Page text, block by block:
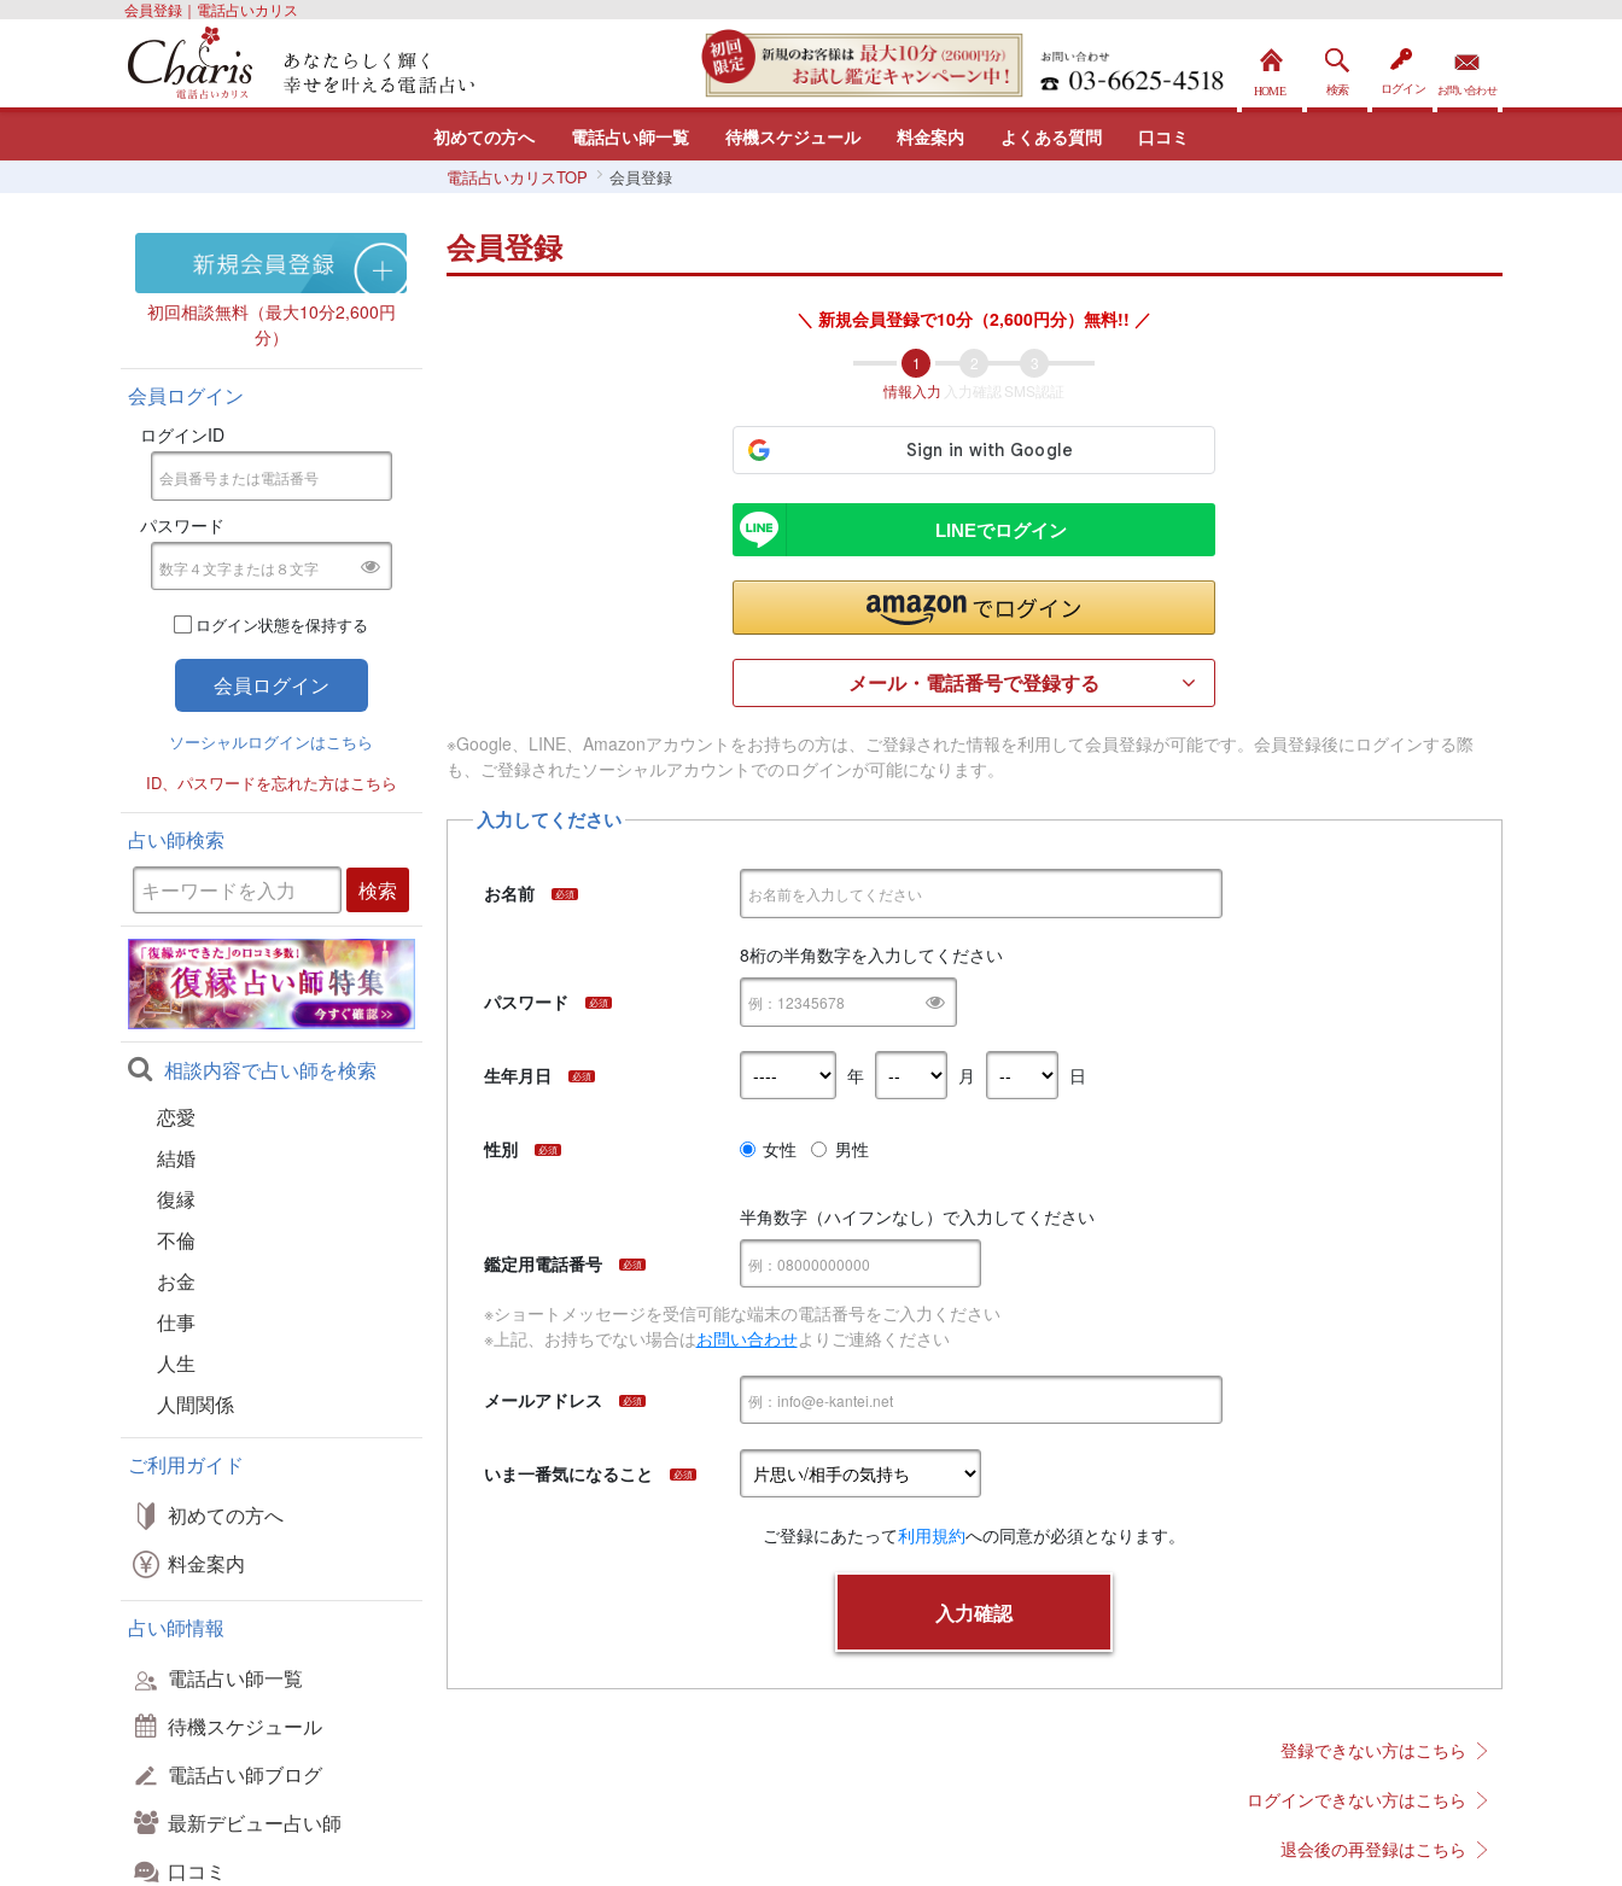
会員登録｜電話占いカリス
初めての方へ 電話占い師一覧 待機スケジュール 料金案内 よくある質問 口コミ
電話占いカリスTOP 会員登録
初回相談無料（最大10分2,600円
分）
会員ログイン
ログインID
パスワード
ログイン状態を保持する
ソーシャルログインはこちら
ID、パスワードを忘れた方はこちら
占い師検索
相談内容で占い師を検索
恋愛
結婚
復縁
不倫
お金
仕事
人生
人間関係
ご利用ガイド
初めての方へ
料金案内
占い師情報
電話占い師一覧
待機スケジュール
電話占い師ブログ
最新デビュー占い師
口コミ
会員登録
＼ 新規会員登録で10分（2,600円分）無料!! ／
情報入力 入力確認 SMS認証
LINEでログイン
メール・電話番号で登録する
※Google、LINE、Amazonアカウントをお持ちの方は、ご登録された情報を利用して会員登録が可能です。会員登録後にログインする際
も、ご登録されたソーシャルアカウントでのログインが可能になります。
入力してください
お名前 必須
パスワード 必須
8桁の半角数字を入力してください
生年月日 必須 年 月 日
性別 必須 女性 男性
鑑定用電話番号 必須
半角数字（ハイフンなし）で入力してください
※ショートメッセージを受信可能な端末の電話番号をご入力ください
※上記、お持ちでない場合はお問い合わせよりご連絡ください
メールアドレス 必須
いま一番気になること 必須
ご登録にあたって利用規約への同意が必須となります。
登録できない方はこちら
ログインできない方はこちら
退会後の再登録はこちら